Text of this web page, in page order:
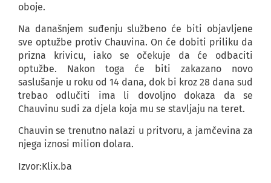
oboje.
Na današnjem suđenju službeno će biti objavljene
sve optužbe protiv Chauvina. On će dobiti priliku da
prizna krivicu, iako se očekuje da će odbaciti
optužbe. Nakon toga će biti zakazano novo
saslušanje u roku od 14 dana, dok bi kroz 28 dana sud
trebao odlučiti ima li dovoljno dokaza da se
Chauvinu sudi za djela koja mu se stavljaju na teret.
Chauvin se trenutno nalazi u pritvoru, a jamčevina za
njega iznosi milion dolara.
Izvor:Klix.ba